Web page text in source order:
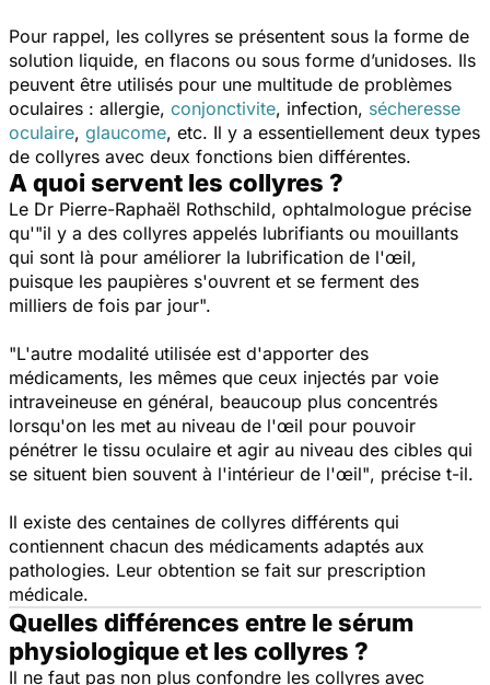
Pour rappel, les collyres se présentent sous la forme de
solution liquide, en flacons ou sous forme d’unidoses. Ils
peuvent être utilisés pour une multitude de problèmes
oculaires : allergie, conjonctivite, infection, sécheresse
oculaire, glaucome, etc. Il y a essentiellement deux types
de collyres avec deux fonctions bien différentes.
A quoi servent les collyres ?
Le Dr Pierre-Raphaël Rothschild, ophtalmologue précise
qu'"il y a des collyres appelés lubrifiants ou mouillants
qui sont là pour améliorer la lubrification de l'œil,
puisque les paupières s'ouvrent et se ferment des
milliers de fois par jour".
"L'autre modalité utilisée est d'apporter des
médicaments, les mêmes que ceux injectés par voie
intraveineuse en général, beaucoup plus concentrés
lorsqu'on les met au niveau de l'œil pour pouvoir
pénétrer le tissu oculaire et agir au niveau des cibles qui
se situent bien souvent à l'intérieur de l'œil", précise t-il.
Il existe des centaines de collyres différents qui
contiennent chacun des médicaments adaptés aux
pathologies. Leur obtention se fait sur prescription
médicale.
Quelles différences entre le sérum
physiologique et les collyres ?
Il ne faut pas non plus confondre les collyres avec